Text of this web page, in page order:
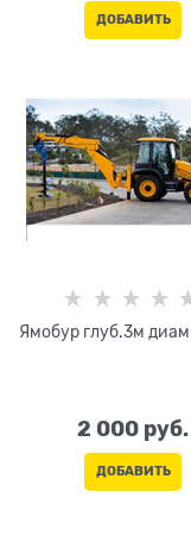
ДОБАВИТЬ
Ямобур глуб.3м
2 000 руб.
ДОБАВИТЬ